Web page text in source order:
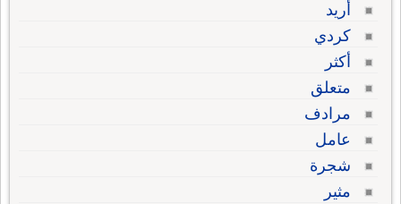
أريد
كردي
أكثر
متعلق
مرادف
عامل
شجرة
مثير